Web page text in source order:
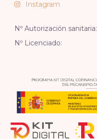
Instagram
Nº Autorización sanitaria:
Nº Licenciado: